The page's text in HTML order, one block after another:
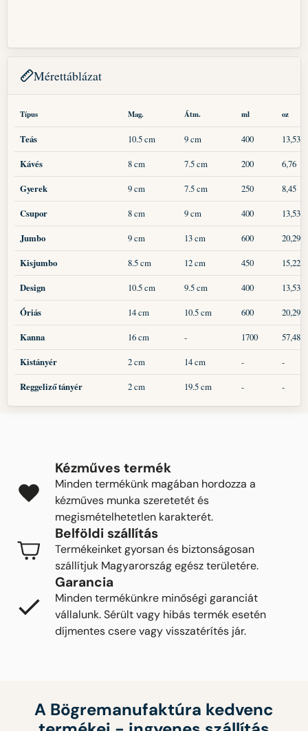
Mérettáblázat
Típus Mag. Átm. ml oz
Teás 10.5 cm 9 cm 400
13,53
Kávés
8 cm 7.5 cm 200
6,76
Gyerek
9 cm 7.5 cm 250
8,45
Csupor
8 cm 9 cm 400
13,53
Jumbo
9 cm 13 cm 600
20,29
Kisjumbo
8.5 cm 12 cm 450
15,22
Design
10.5 cm 9.5 cm 400
13,53
Óriás
14 cm 10.5 cm 600
20,29
Kanna
16 cm - 1700
57,48
Kistányér
2 cm 14 cm -
-
Reggeliző tányér
2 cm 19.5 cm - -
Kézműves termék
Minden termékünk magában hordozza a
kézműves munka szeretetét és
megismételhetetlen karakterét.
Belföldi szállítás
Termékeinket gyorsan és biztonságosan
szállítjuk Magyarország egész területére.
Garancia
Minden termékünkre minőségi garanciát
vállalunk. Sérült vagy hibás termék esetén
díjmentes csere vagy visszatérítés jár.
A Bögremanufaktúra kedvenc